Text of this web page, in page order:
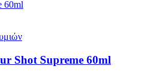
Shot Supreme 60ml